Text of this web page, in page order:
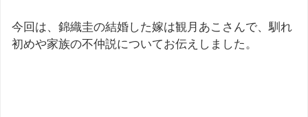
今回は、錦織圭の結婚した嫁は観月あこさんで、馴れ
初めや家族の不仲説についてお伝えしました。